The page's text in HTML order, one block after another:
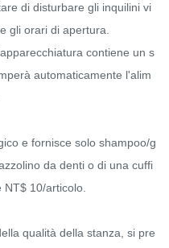
di disturbare gli inquilini vi
gli orari di apertura.
automaticamente l'alim
e fornisce solo shampoo/g
da denti o di una cuffi
10/articolo.
qualità della stanza, si pre